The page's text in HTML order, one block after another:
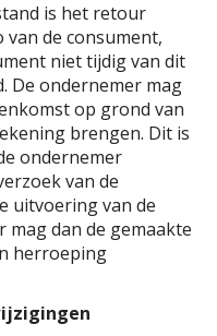
is het retour
de consument,
niet tijdig van dit
De ondernemer mag
op grond van
brengen. Dit is
ondernemer
van de
uitvoering van de
dan de gemaakte
herroeping